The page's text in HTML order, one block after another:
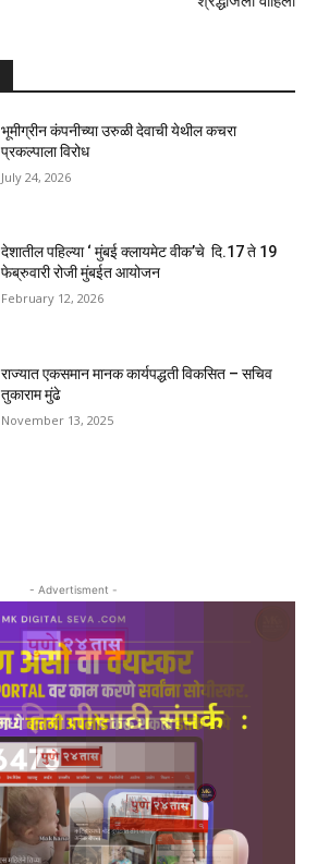
भूमीग्रीन कंपनीच्या उरुळी देवाची येथील कचरा
प्रकल्पाला विरोध
July 24, 2026
देशातील पहिल्या ‘ मुंबई क्लायमेट वीक’चे दि.17 ते 19
फेब्रुवारी रोजी मुंबईत आयोजन
February 12, 2026
राज्यात एकसमान मानक कार्यपद्धती विकसित – सचिव
तुकाराम मुंढे
November 13, 2025
- Advertisment -